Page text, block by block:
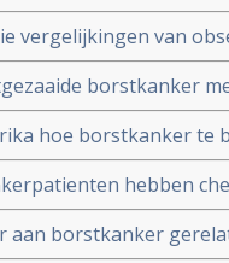
effectief
vergelijkingen van
borstkanker
uit fase III studies
borstkanker
Sacituzumab
in een officieel
hoe borstkanker te
wetenschappelijke
hebben
(TIL) hebben
aan borstkanker